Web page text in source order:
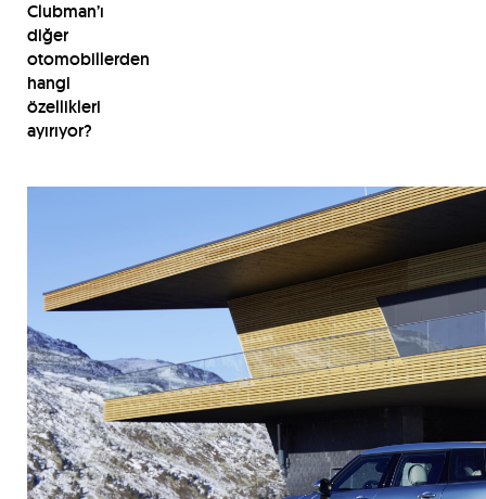
Clubman’ı
diğer
otomobillerden
hangi
özellikleri
ayırıyor?